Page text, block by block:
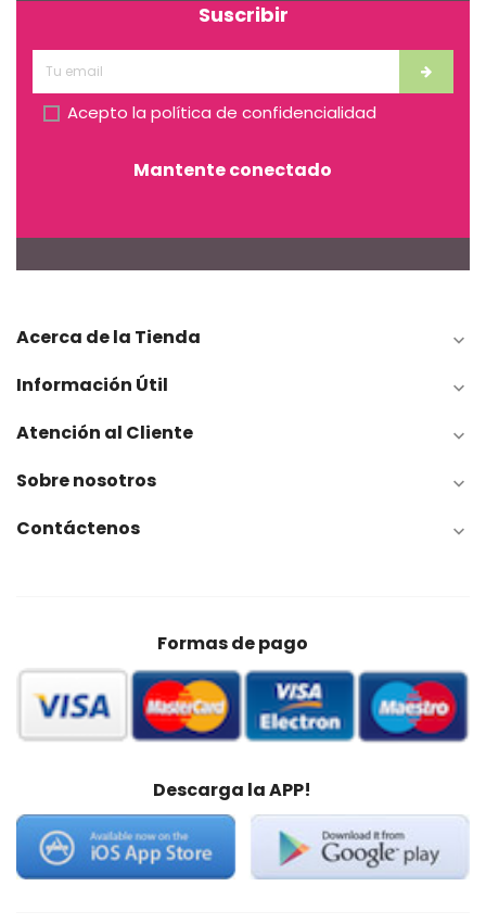
Suscribir
Acepto la política de confidencialidad
Mantente conectado
Acerca de la Tienda 
Información Útil 
Atención al Cliente 
Sobre nosotros 
Contáctenos 
Formas de pago
Descarga la APP!